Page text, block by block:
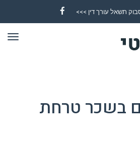
תשאל עורך דין >>>
Facebook
בשכר טרחת